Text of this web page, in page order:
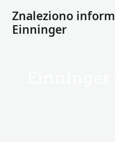
Znaleziono
Einninger